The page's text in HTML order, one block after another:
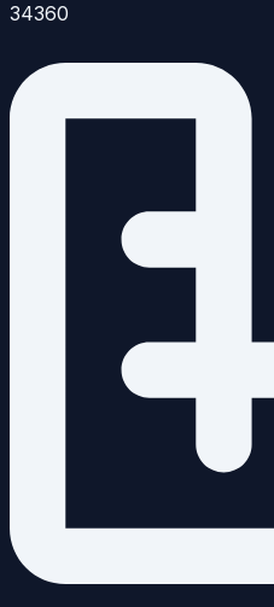
34360